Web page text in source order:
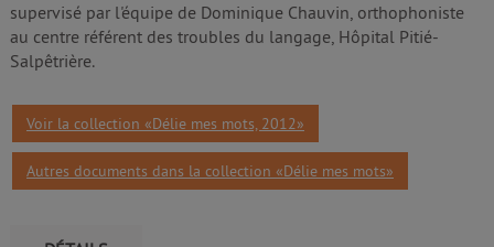
supervisé par l'équipe de Dominique Chauvin, orthophoniste
au centre référent des troubles du langage, Hôpital Pitié-
Salpêtrière.
Voir la collection «Délie mes mots, 2012»
Autres documents dans la collection «Délie mes mots»